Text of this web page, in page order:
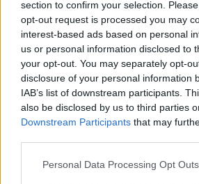
section to confirm your selection.
opt-out request is processed you may
interest-based ads based on personal
us or personal information disclosed to
your opt-out. You may separately opt-
disclosure of your personal information
IAB’s list of downstream participants.
also be disclosed by us to third parties
Downstream Participants that may
Personal Data Processing Opt Outs
Kispál, Quimby, Beton.Hofi és Dzsúdló
a Művészetek Völgye legjobb